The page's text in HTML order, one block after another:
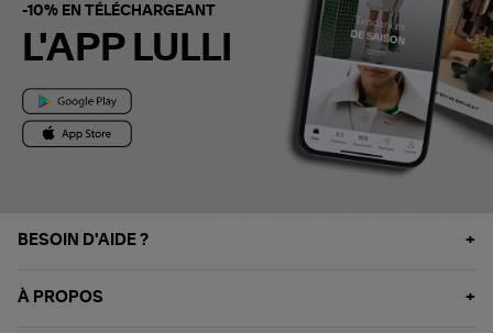
-10% EN TÉLÉCHARGEANT
L'APP LULLI
BESOIN D'AIDE ?
À PROPOS